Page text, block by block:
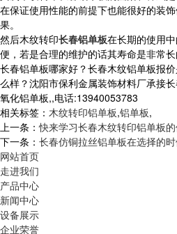
在保证使用性能的前提下也能很好的装
果。
然后木纹转印长春铝单板在长期的使用
便，若是合理的维护的话其寿命是非常长
长春铝单板哪家好？长春木纹铝单板报
么样？沈阳市保利金属装饰材料厂承接
氧化铝单板,,电话:13940053783
相关标签： 木纹转印铝单板,铝单板,
上一条：快来学习长春木纹转印铝单板
下一条： 长春仿铜拉丝铝单板在选择的
网站首页
走进我们
产品中心
新闻中心
设备展示
企业荣誉